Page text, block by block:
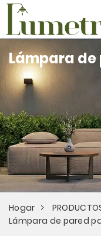
Lámpara
Hogar
Lámpara de pared